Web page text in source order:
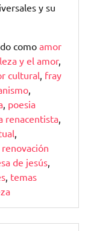
y su
comoamor
y el amor,
cultural fray
poesia
renacentista
renovación
de jesús
temas